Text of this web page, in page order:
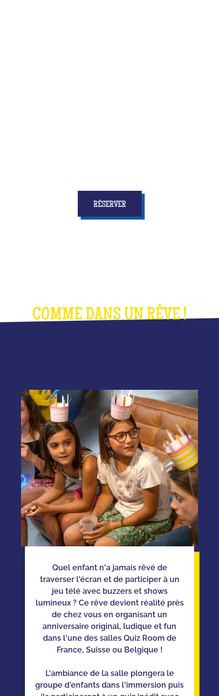
RÉSERVER
COMME DANS UN RÊVE !
Quel enfant n'a jamais rêvé de
traverser l'écran et de participer à un
jeu télé avec buzzers et shows
lumineux ? Ce rêve devient réalité près
de chez vous en organisant un
anniversaire original, ludique et fun
dans l'une des salles Quiz Room de
France, Suisse ou Belgique !
L'ambiance de la salle plongera le
groupe d'enfants dans l'immersion puis